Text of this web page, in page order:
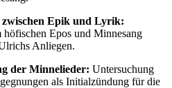
zwischen Epik und Lyrik:
Epos und Minnesang
Anliegen.
der Minnelieder: Untersuchung
als Initialzündung für die